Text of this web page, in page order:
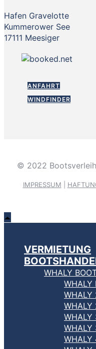
Hafen Gravelotte
Kummerower See
17111 Meesiger
ANFAHRT
WINDFINDER
© 2022
IMPRESSUM
VERMIETUNG
WHALY
WHALY
WHALY
WHALY
WHALY
WHALY
WHALY